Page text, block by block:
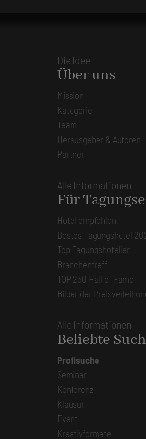
Die Idee
Über uns
Mission
Kategorie
Team
Herausgeber & Autoren
Partner
Alle Informationen
Für
Hotel empfehlen
Bestes Tagungshotel
Top Tagungshotelier
Branchentreff
TOP 250 Hall of Fame
Bilder der
Alle Informationen
Beliebte
Profisuche
Seminar
Konferenz
Klausur
Event
Kreativformate